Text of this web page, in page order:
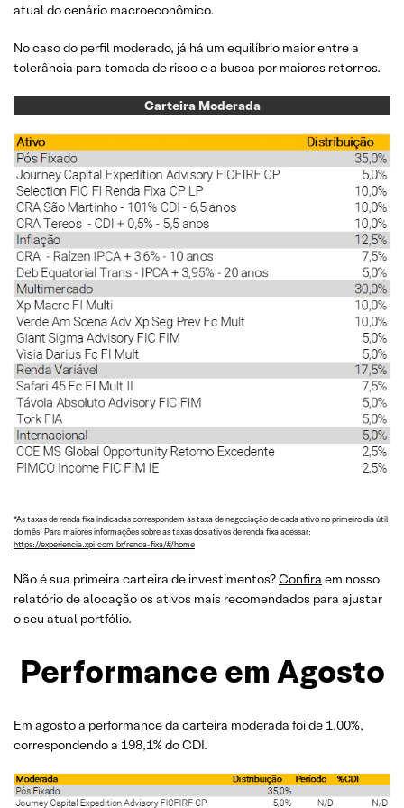
atual do cenário macroeconômico.
No caso do perfil moderado, já há um equilíbrio maior entre a
tolerância para tomada de risco e a busca por maiores retornos.
Carteira Moderada
*As taxas de renda fixa indicadas correspondem às taxa de negociação de cada ativo no primeiro dia útil
do mês. Para maiores informações sobre as taxas dos ativos de renda fixa acessar:
https://experiencia.xpi.com.br/renda-fixa/#/home
Não é sua primeira carteira de investimentos?Confira em nosso
relatório de alocação os ativos mais recomendados para ajustar
o seu atual portfólio.
Performance em Agosto
Em agosto a performance da carteira moderada foi de 1,00%,
correspondendo a 198,1% do CDI.